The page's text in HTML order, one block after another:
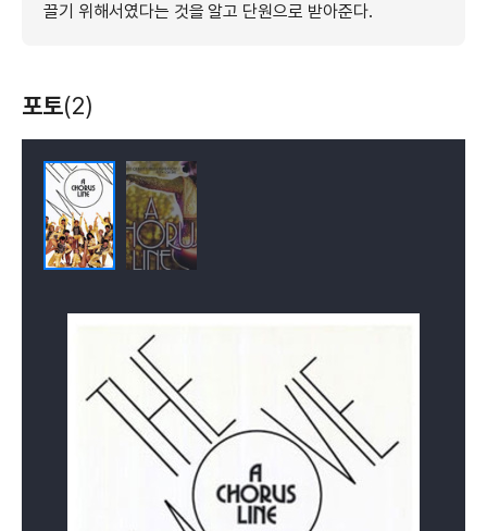
끌기 위해서였다는 것을 알고 단원으로 받아준다.
포토(2)